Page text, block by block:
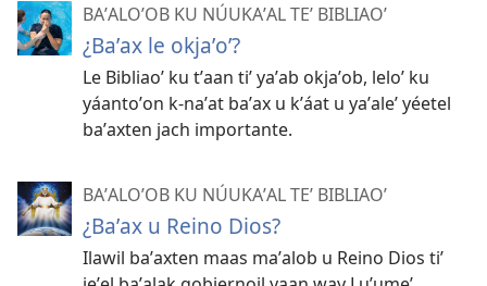
BAʼALOʼOB KU NÚUKAʼAL TEʼ BIBLIAOʼ
¿Baʼax le okjaʼoʼ?
Le Bibliaoʼ ku tʼaan tiʼ yaʼab okjaʼob, leloʼ ku
yáantoʼon k-naʼat baʼax u kʼáat u yaʼaleʼ yéetel
baʼaxten jach importante.
BAʼALOʼOB KU NÚUKAʼAL TEʼ BIBLIAOʼ
¿Baʼax u Reino Dios?
Ilawil baʼaxten maas maʼalob u Reino Dios tiʼ